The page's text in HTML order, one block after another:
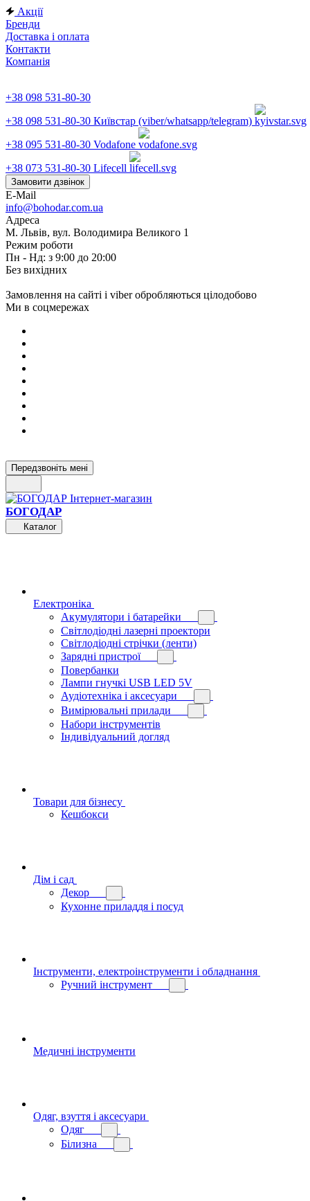
Акції
Бренди
Доставка і оплата
Контакти
Компанія
+38 098 531-80-30
+38 098 531-80-30 Київстар (viber/whatsapp/telegram)
+38 095 531-80-30 Vodafone
+38 073 531-80-30 Lifecell
Замовити дзвінок
E-Mail
info@bohodar.com.ua
Адреса
М. Львів, вул. Володимира Великого 1
Режим роботи
Пн - Нд: з 9:00 до 20:00
Без вихідних
Замовлення на сайті і viber обробляються цілодобово
Ми в соцмережах
Передзвоніть мені
БОГОДАР
Каталог
Електроніка
Акумулятори і батарейки
Світлодіодні лазерні проектори
Світлодіодні стрічки (ленти)
Зарядні пристрої
Повербанки
Лампи гнучкі USB LED 5V
Аудіотехніка і аксесуари
Вимірювальні прилади
Набори інструментів
Індивідуальний догляд
Товари для бізнесу
Кешбокси
Дім і сад
Декор
Кухонне приладдя і посуд
Інструменти, електроінструменти і обладнання
Ручний інструмент
Медичні інструменти
Одяг, взуття і аксесуари
Одяг
Білизна